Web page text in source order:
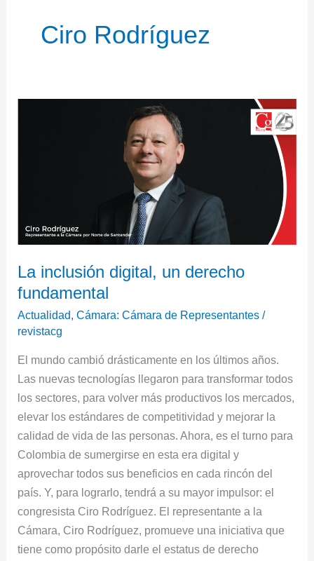
Ciro Rodríguez
La inclusión digital, un derecho
fundamental
Actualidad,Cámara: Cámara de Representantes /
revistacg
El mundo cambió drásticamente en los últimos años.
Las nuevas tecnologías llegaron para transformar todos
los sectores, para volver más productivos los mercados,
elevar los estándares de competitividad y mejorar la
calidad de vida de las personas. Ahora, es el turno para
Colombia de sumergirse en esta era digital y
aprovechar todos sus beneficios en cada rincón del
país. Y, para lograrlo, tendrá a su mayor impulsor: el
congresista Ciro Rodríguez. El representante a la
Cámara, Ciro Rodríguez, promueve una iniciativa que
tiene como propósito darle el estatus de derecho